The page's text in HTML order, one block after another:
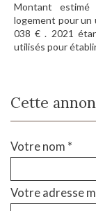
Montant estimé
logement pour un
038 € . 2021
utilisés pour
Cette
Votre nom *
Votre adresse